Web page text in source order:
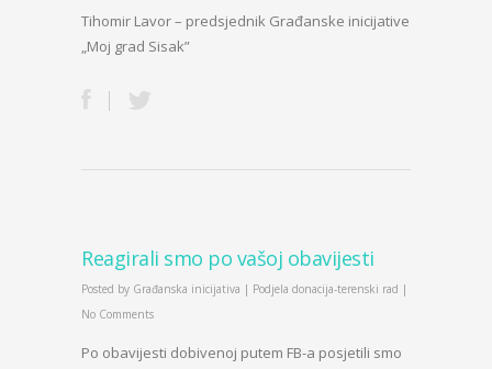
Tihomir Lavor – predsjednik Građanske inicijative
„Moj grad Sisak”
Reagirali smo po vašoj obavijesti
Posted by Građanska inicijativa | Podjela donacija-terenski rad |
No Comments
Po obavijesti dobivenoj putem FB-a posjetili smo